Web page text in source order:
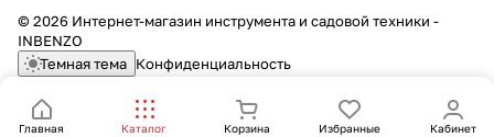
Главная Каталог Корзина Избранные Кабинет
© 2026 Интернет-магазин инструмента и садовой техники -
INBENZO
Темная тема Конфиденциальность